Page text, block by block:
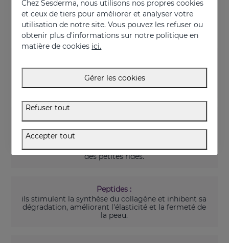
Principaux ingrédients de RETISIL
ils agissent en améliorant les principaux signes du
vieillissement, tels que les rides, les ridules, le
manque d’élasticité et de fermeté.
Acide hyaluronique de faible et très faible poids
moléculaire :
il hydrate en profondeur, améliorant la texture et
l'élasticité de la peau. Grand effet hydratant et lissant
des petites rides.
Peptides :
ils stimulent la synthèse du collagène et inhibent sa
dégradation, améliorant l'élasticité et la fermeté de
la peau.
Chez Sesderma, nous utilisons nos propres cookies
et ceux de tiers pour améliorer et analyser votre
utilisation de notre site. Vous pouvez les refuser ou
obtenir plus d'informations sur notre politique en
matière de cookies ici.
Gérer les cookies
Refuser tout
Accepter tout